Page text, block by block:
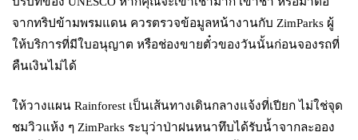
จากทริปข้ามพรมแดน ควรตรวจข้อมูลหน้างานกับ ZimParks ผู้
ให้บริการที่มีใบอนุญาต หรือช่องขายตั๋วของวันนั้นก่อนจองรถที่
คืนเงินไม่ได้
ให้วางแผน Rainforest เป็นเส้นทางเดินกลางแจ้งที่เปียก ไม่ใช่จุด
ชมวิวแห้ง ๆ ZimParks ระบุว่าป่าฝนหนาทึบได้รับน้ำจากละออง